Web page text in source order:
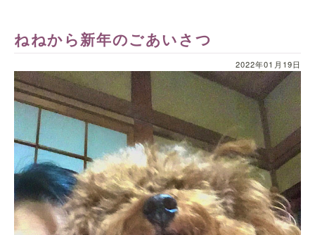
ねねから新年のごあいさつ
2022年01月19日